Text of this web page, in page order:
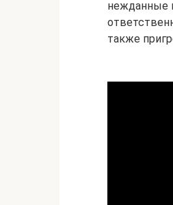
нежданные
также